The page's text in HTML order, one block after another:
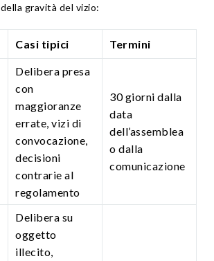
gravità del vizio:
Casi tipici Termini
Delibera presa
con
maggioranze
errate, vizi di
convocazione,
decisioni
contrarie al
regolamento
30 giorni dalla
data
dell’assemblea
o dalla
comunicazione
Delibera su
oggetto
illecito,